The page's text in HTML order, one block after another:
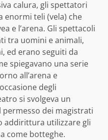
calura, gli spettatori
enormi teli (vela) che
e l’arena. Gli spettacoli
tra uomini e animali,
ed erano seguiti da
spiegavano una serie
all’arena e
degli
si svolgeva un
dei magistrati
addirittura utilizzare gli
come botteghe.